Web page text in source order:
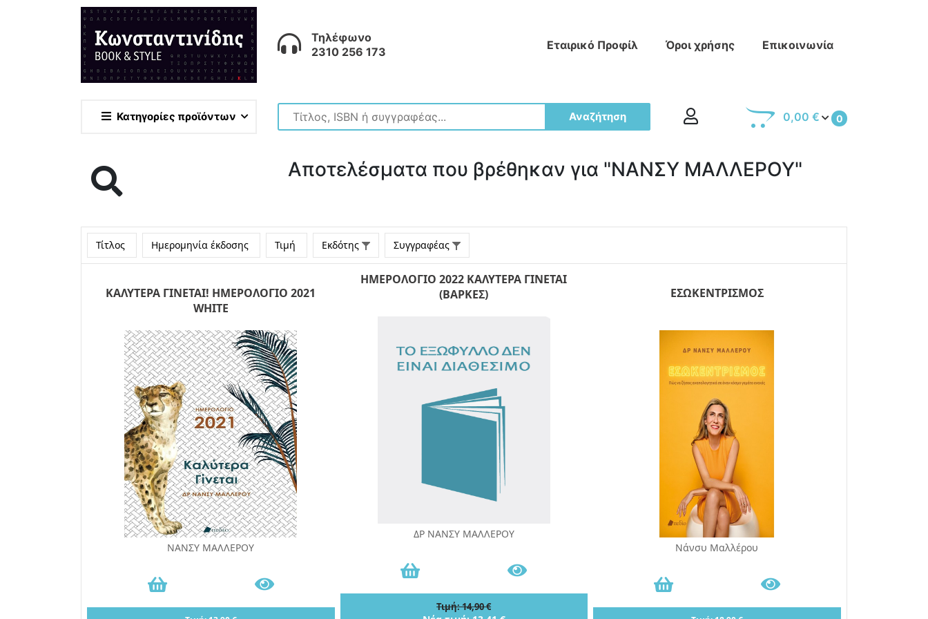
Τηλέφωνο
2310 256 173
Εταιρικό Προφίλ Όροι χρήσης Επικοινωνία
Κατηγορίες προϊόντων Αναζήτηση 0
0,00 €
Αποτελέσματα που βρέθηκαν για "ΝΑΝΣΥ ΜΑΛΛΕΡΟΥ"
Τίτλος Ημερομηνία έκδοσης Τιμή Εκδότης Συγγραφέας
ΚΑΛΥΤΕΡΑ ΓΙΝΕΤΑΙ! ΗΜΕΡΟΛΟΓΙΟ 2021
WHITE
ΝΑΝΣΥ ΜΑΛΛΕΡΟΥ
ΗΜΕΡΟΛΟΓΙΟ 2022 ΚΑΛΥΤΕΡΑ ΓΙΝΕΤΑΙ
(ΒΑΡΚΕΣ)
ΔΡ ΝΑΝΣΥ ΜΑΛΛΕΡΟΥ
Τιμή: 14,90 €
ΕΣΩΚΕΝΤΡΙΣΜΟΣ
Νάνσυ Μαλλέρου